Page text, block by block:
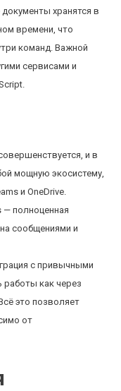
хранятся в
времени, что
команд. Важной
сервисами и
и в
мощную экосистему,
и OneDrive.
— полноценная
сообщениями и
с привычными
как через
это позволяет
от